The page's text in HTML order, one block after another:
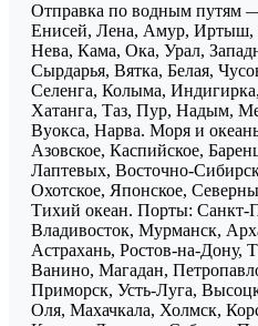
Отправка по водным путям
Енисей, Лена, Амур, Иртыш,
Нева, Кама, Ока, Урал,
Сырдарья, Вятка, Белая,
Селенга, Колыма,
Хатанга, Таз, Пур, Надым,
Вуокса, Нарва. Моря и
Азовское, Каспийское,
Лаптевых, Восточно-
Охотское, Японское,
Тихий океан. Порты: Санкт-
Владивосток, Мурманск,
Астрахань, Ростов-на-Дону,
Ванино, Магадан,
Приморск, Усть-Луга,
Оля, Махачкала, Холмск,